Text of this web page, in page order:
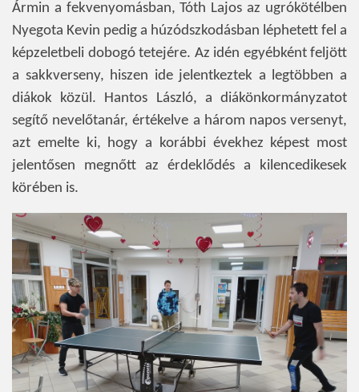
Ármin a fekvenyomásban, Tóth Lajos az ugrókötélben
Nyegota Kevin pedig a húzódszkodásban léphetett fel a
képzeletbeli dobogó tetejére. Az idén egyébként feljött
a sakkverseny, hiszen ide jelentkeztek a legtöbben a
diákok közül. Hantos László, a diákönkormányzatot
segítő nevelőtanár, értékelve a három napos versenyt,
azt emelte ki, hogy a korábbi évekhez képest most
jelentősen megnőtt az érdeklődés a kilencedikesek
körében is.